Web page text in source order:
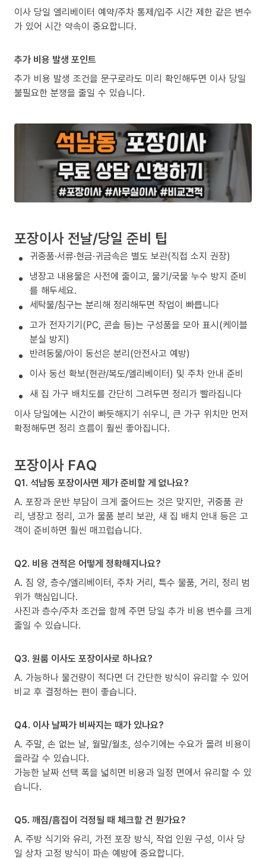
이사 당일 엘리베이터 예약/주차 통제/입주 시간 제한 같은 변수
가 있어 시간 약속이 중요합니다.
추가 비용 발생 포인트
추가 비용 발생 조건을 문구로라도 미리 확인해두면 이사 당일
불필요한 분쟁을 줄일 수 있습니다.
포장이사 전날/당일 준비 팁
귀중품·서류·현금·귀금속은 별도 보관(직접 소지 권장)
냉장고 내용물은 사전에 줄이고, 물기/국물 누수 방지 준비
를 해두세요.
세탁물/침구는 분리해 정리해두면 작업이 빠릅니다
고가 전자기기(PC, 콘솔 등)는 구성품을 모아 표시(케이블
분실 방지)
반려동물/아이 동선은 분리(안전사고 예방)
이사 동선 확보(현관/복도/엘리베이터) 및 주차 안내 준비
새 집 가구 배치도를 간단히 그려두면 정리가 빨라집니다
이사 당일에는 시간이 빠듯해지기 쉬우니, 큰 가구 위치만 먼저
확정해두면 정리 흐름이 훨씬 좋아집니다.
포장이사 FAQ
Q1. 석남동 포장이사면 제가 준비할 게 없나요?
A. 포장과 운반 부담이 크게 줄어드는 것은 맞지만, 귀중품 관
리, 냉장고 정리, 고가 물품 분리 보관, 새 집 배치 안내 등은 고
객이 준비하면 훨씬 매끄럽습니다.
Q2. 비용 견적은 어떻게 정확해지나요?
A. 짐 양, 층수/엘리베이터, 주차 거리, 특수 물품, 거리, 정리 범
위가 핵심입니다.
사진과 층수/주차 조건을 함께 주면 당일 추가 비용 변수를 크게
줄일 수 있습니다.
Q3. 원룸 이사도 포장이사로 하나요?
A. 가능하나 물건량이 적다면 더 간단한 방식이 유리할 수 있어
비교 후 결정하는 편이 좋습니다.
Q4. 이사 날짜가 비싸지는 때가 있나요?
A. 주말, 손 없는 날, 월말/월초, 성수기에는 수요가 몰려 비용이
올라갈 수 있습니다.
가능한 날짜 선택 폭을 넓히면 비용과 일정 면에서 유리할 수 있
습니다.
Q5. 깨짐/흠집이 걱정될 때 체크할 건 뭔가요?
A. 주방 식기와 유리, 가전 포장 방식, 작업 인원 구성, 이사 당
일 상차 고정 방식이 파손 예방에 중요합니다.